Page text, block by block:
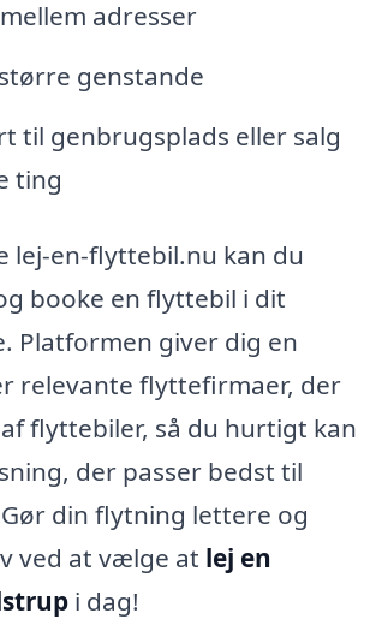
adresser
genstande
til genbrugsplads eller salg
ting
lej-en-flyttebil.nu kan du
booke en flyttebil i dit
Platformen giver dig en
relevante flyttefirmaer, der
flyttebiler, så du hurtigt kan
der passer bedst til
din flytning lettere og
ved at vælge at lej en
i dag!